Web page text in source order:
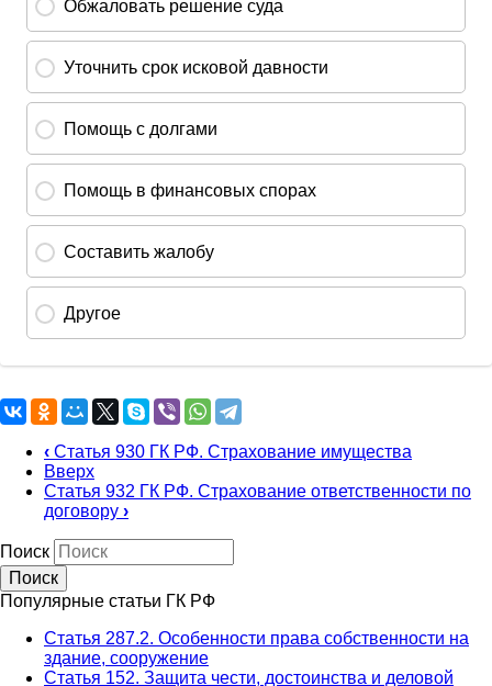
‹ Статья 930 ГК РФ. Страхование имущества
Вверх
Статья 932 ГК РФ. Страхование ответственности по
договору ›
Поиск
Популярные статьи ГК РФ
Статья 287.2. Особенности права собственности на
здание, сооружение
Статья 152. Защита чести, достоинства и деловой